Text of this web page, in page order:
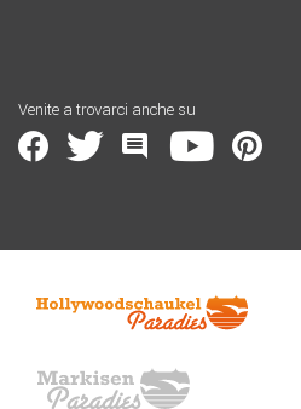
Venite a trovarci anche su